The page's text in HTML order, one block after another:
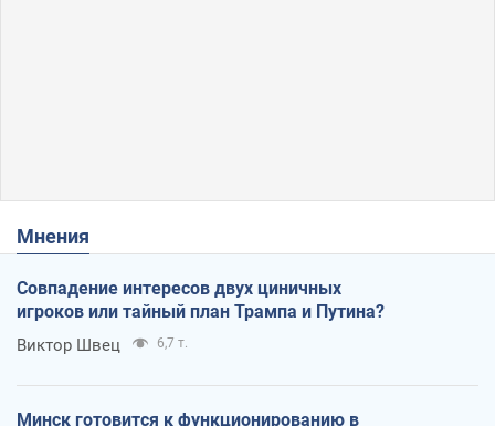
Мнения
Совпадение интересов двух циничных
игроков или тайный план Трампа и Путина?
Виктор Швец 6,7 т.
Минск готовится к функционированию в